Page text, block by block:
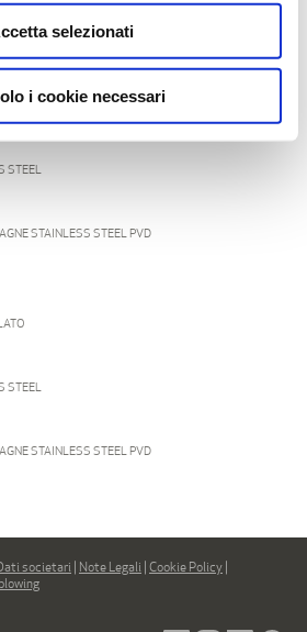
selezionati
i cookie necessari
STEEL
STAINLESS STEEL PVD
STEEL
STAINLESS STEEL PVD
societari Note Legali Cookie Policy